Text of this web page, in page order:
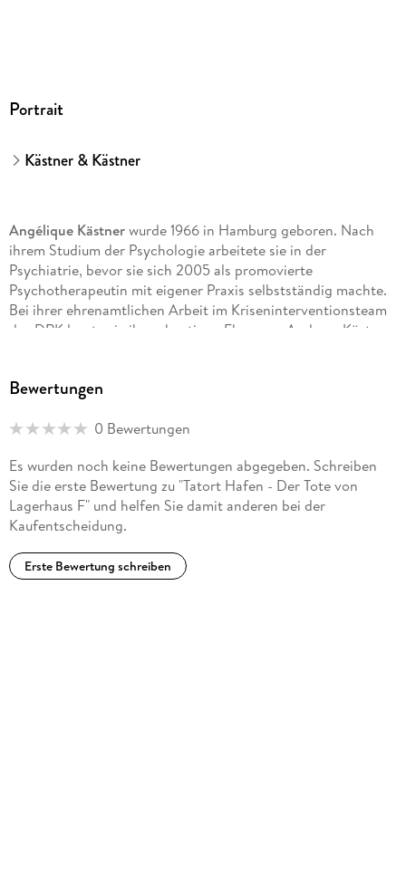
Portrait
Kästner & Kästner
Angélique Kästnerwurde 1966 in Hamburg geboren. Nach
ihrem Studium der Psychologie arbeitete sie in der
Psychiatrie, bevor sie sich 2005 als promovierte
Psychotherapeutin mit eigener Praxis selbstständig machte.
Bei ihrer ehrenamtlichen Arbeit im Kriseninterventionsteam
des DRK lernte sie ihren heutigen Ehemann Andreas Kästner
Andreas Kästner
ehemaligen DDR im Juni 1989 in Hamburg. Er ist gelernter
arbeitete von 1992 bis November 2023 als Hauptkommissar
der Wasserschutzpolizei im Hamburger Hafen. Er kennt den
Hafen wie kein anderer und ist seiner Frau kompetenter
Fachberater. Seine Erlebnisse und detaillierten
Insiderkenntnisse fließen in die Serie ein.
Bewertungen
0 Bewertungen
Es wurden noch keine Bewertungen abgegeben. Schreiben
Sie die erste Bewertung zu "Tatort Hafen - Der Tote von
Lagerhaus F" und helfen Sie damit anderen bei der
Kaufentscheidung.
Erste Bewertung schreiben